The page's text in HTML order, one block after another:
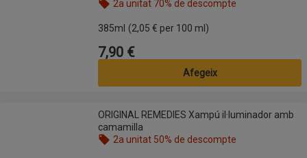
2a unitat 70% de descompte
385ml (2,05 € per 100 ml)
Preu
7,90 €
Afegeix
ORIGINAL REMEDIES Xampú il·luminador amb camamilla
ORIGINAL REMEDIES Xampú il·luminador amb
camamilla
2a unitat 50% de descompte